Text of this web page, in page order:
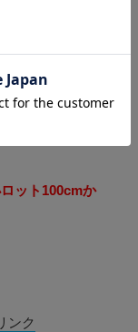
ット100cmか
ンク